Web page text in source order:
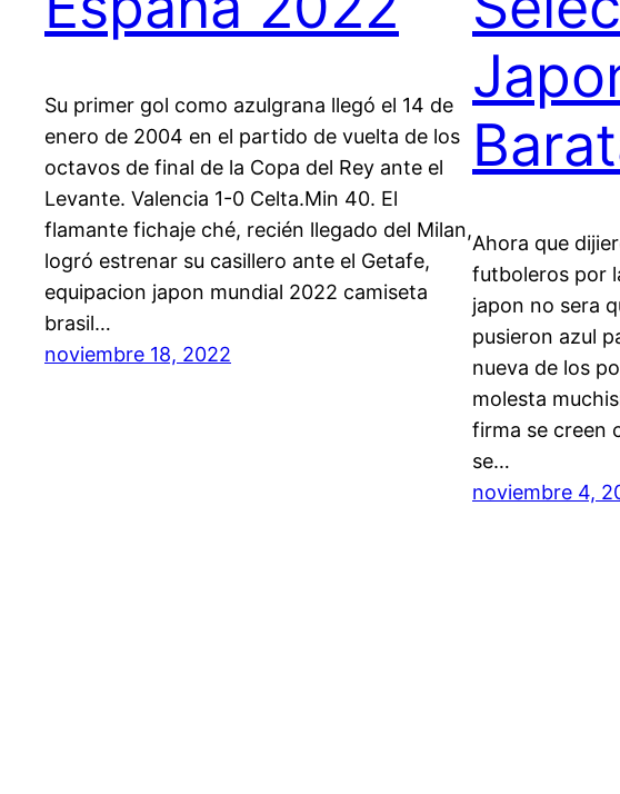
Su primer gol como azulgrana llegó el 14 de
enero de 2004 en el partido de vuelta de los
octavos de final de la Copa del Rey ante el
Levante. Valencia 1-0 Celta.Min 40. El
flamante fichaje ché, recién llegado del Milan,
logró estrenar su casillero ante el Getafe,
equipacion japon mundial 2022 camiseta
brasil…
noviembre 18, 2022
Ahora que
futboleros por
japon no sera
pusieron azul
nueva de los
molesta
firma se creen
se…
noviembre 4,